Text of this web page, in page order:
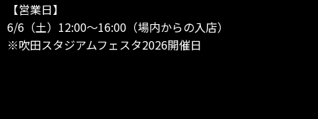
【営業日】
6/6（土）12:00～16:00（場内からの入店）
※吹田スタジアムフェスタ2026開催日